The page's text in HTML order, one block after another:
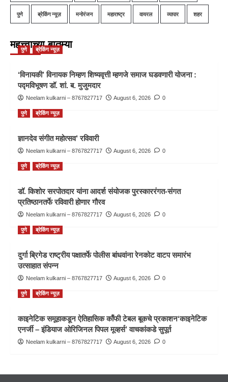
पुणे ब्रेकिंग न्यूज़ मनोरंजन महाराष्ट्र वायरल व्यापार शहर
महत्त्वाच्या बातम्या
पुणे ब्रेकिंग न्यूज़
‘विनायकी’ विनायक निम्हण शिष्यवृत्ती म्हणजे समाज घडवणारी योजना :
पद्मविभूषण डॉ. शां. ब. मुजुमदार
Neelam kulkarni – 8767827717 August 6, 2026 0
पुणे ब्रेकिंग न्यूज़
ज्ञानदेव संगीत महोत्सव’ रविवारी
Neelam kulkarni – 8767827717 August 6, 2026 0
पुणे ब्रेकिंग न्यूज़
डॉ. किशोर सरपोतदार यांना आदर्श संयोजक पुरस्काररंगत-संगत
प्रतिष्ठानतर्फे रविवारी होणार गौरव
Neelam kulkarni – 8767827717 August 6, 2026 0
पुणे ब्रेकिंग न्यूज़
दुर्गा ब्रिगेड राष्ट्रीय पक्षातर्फे पोलीस बांधवांना रेनकोट वाटप समारंभ
उत्साहात संपन्न
Neelam kulkarni – 8767827717 August 6, 2026 0
पुणे ब्रेकिंग न्यूज़
काइनेटिक समूहाकडून ऐतिहासिक काँफी टेबल बूकचे प्रकाशन‘काइनेटिक
एनर्जी – इंडियाज ओरिजिनल पिपल मूव्हर्स’ वाचकांकडे सुपूर्त
Neelam kulkarni – 8767827717 August 6, 2026 0